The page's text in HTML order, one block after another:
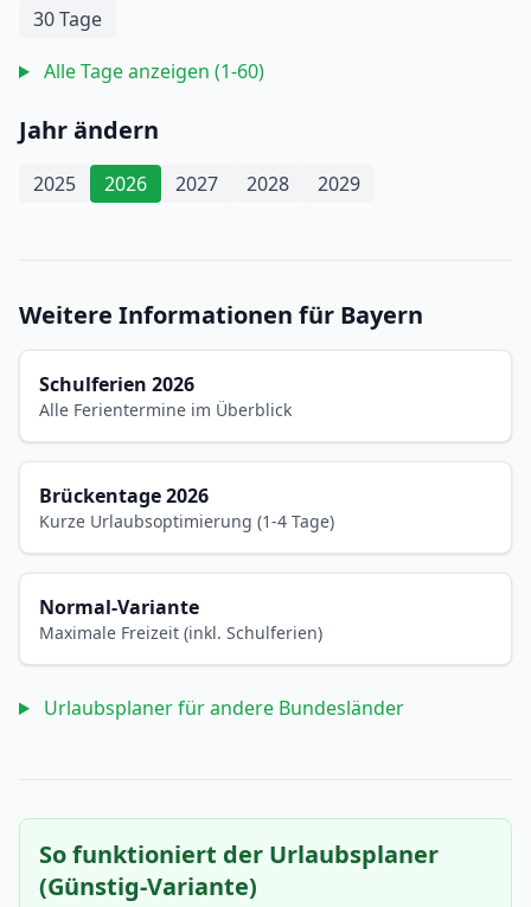
30 Tage
Alle Tage anzeigen (1-60)
Jahr ändern
2025 2026 2027 2028 2029
Weitere Informationen für Bayern
Schulferien 2026
Alle Ferientermine im Überblick
Brückentage 2026
Kurze Urlaubsoptimierung (1-4 Tage)
Normal-Variante
Maximale Freizeit (inkl. Schulferien)
Urlaubsplaner für andere Bundesländer
So funktioniert der Urlaubsplaner
(Günstig-Variante)